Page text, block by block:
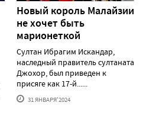
Новый король Малайзии
не хочет быть
марионеткой
Султан Ибрагим Искандар,
наследный правитель султаната
Джохор, был приведен к
присяге как 17-й......
31 ЯНВАРЯ'2024